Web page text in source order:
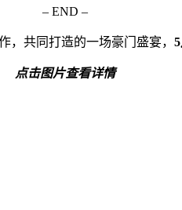
– END –
，共同打造的一场豪门盛宴，
点击图片查看详情